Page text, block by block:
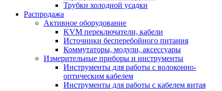
Трубки холодной усадки
Распродажа
Активное оборудование
KVM переключатели, кабели
Источники бесперебойного питания
Коммутаторы, модули, аксессуары
Измерительные приборы и инструменты
Инструменты для работы с волоконно-
оптическим кабелем
Инструменты для работы с кабелем витая